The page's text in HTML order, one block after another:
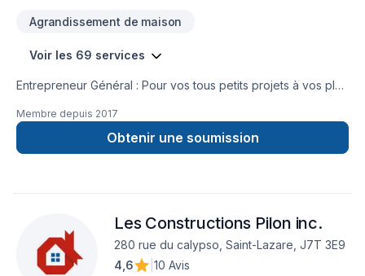
Agrandissement de maison
Voir les 69 services
Entrepreneur Général : Pour vos tous petits projets à vos plus
de réalisez vos travaux tout en restant à votre
écoute. Service personnalisé !
Membre depuis 2017
Obtenir une soumission
Les Constructions Pilon inc.
280 rue du calypso, Saint-Lazare, J7T 3E9
4,6
10 Avis